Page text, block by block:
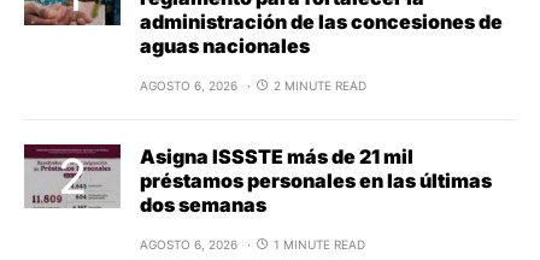
administración de las concesiones de
aguas nacionales
AGOSTO 6, 2026 2 MINUTE READ
Asigna ISSSTE más de 21 mil
préstamos personales en las últimas
dos semanas
AGOSTO 6, 2026 1 MINUTE READ